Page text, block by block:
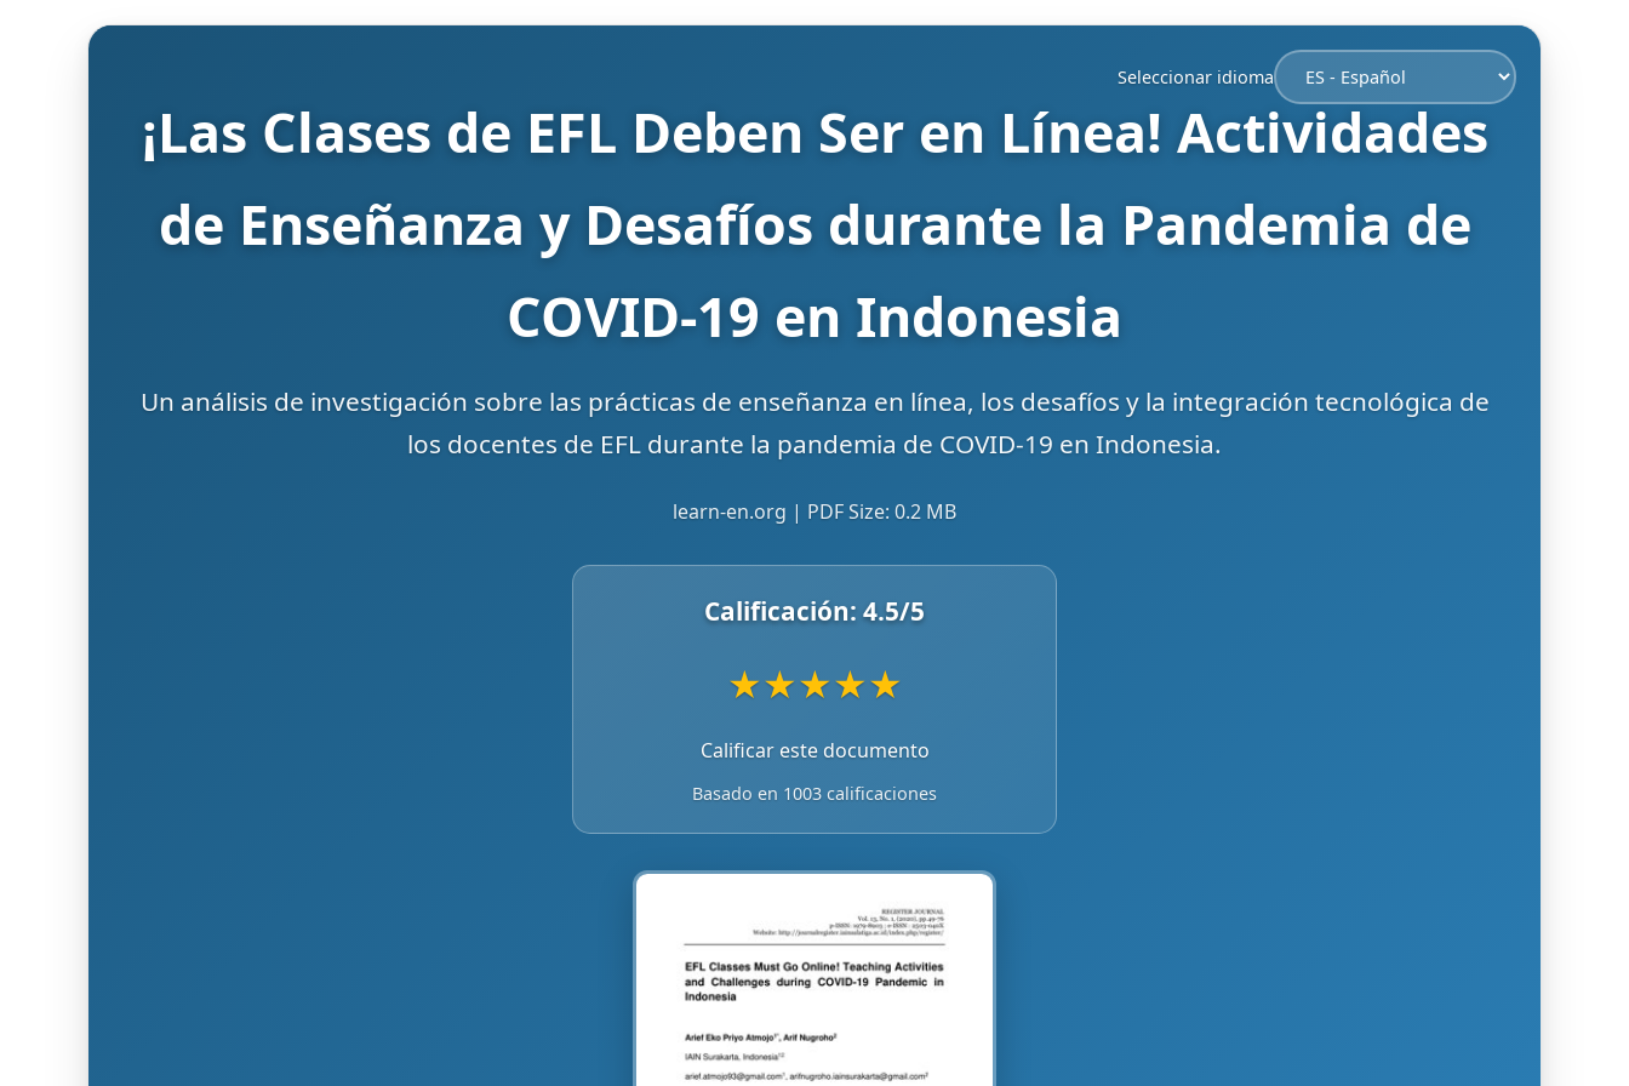
Seleccionar idioma
¡Las Clases de EFL Deben Ser en Línea! Actividades
de Enseñanza y Desafíos durante la Pandemia de
COVID-19 en Indonesia
Un análisis de investigación sobre las prácticas de enseñanza en línea, los desafíos y la integración tecnológica de
los docentes de EFL durante la pandemia de COVID-19 en Indonesia.
learn-en.org | PDF Size: 0.2 MB
Calificación: 4.5/5
★★★★★
Calificar este documento
Basado en 1003 calificaciones